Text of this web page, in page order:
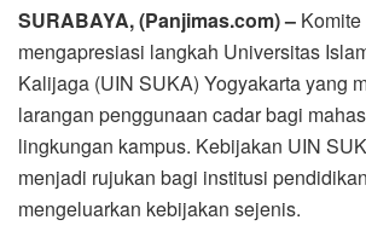
SURABAYA, (Panjimas.com) –
mengapresiasi langkah Universitas
Kalijaga (UIN SUKA) Yogyakarta yang
larangan penggunaan cadar bagi
lingkungan kampus. Kebijakan UIN
menjadi rujukan bagi institusi
mengeluarkan kebijakan sejenis.